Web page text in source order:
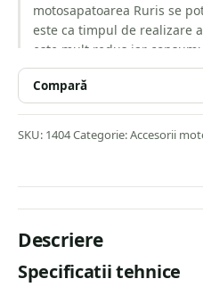
motosapatoarea Ruris se
este ca timpul de realizare
este mult redus iar
sub 7 litri/hectar. Montajul
fixarea acesteia pe suportul
motosapatoarea Ruris iar
functie de solul si tipul de
însamântare. Pentru
deplasare se monteaza
metalice daca pamântul
utilizeaza pe toata gama de
motosapatoare Ruris.
Compară
SKU: 1404Categorie:Accesorii
Descriere
Specificatii tehnice